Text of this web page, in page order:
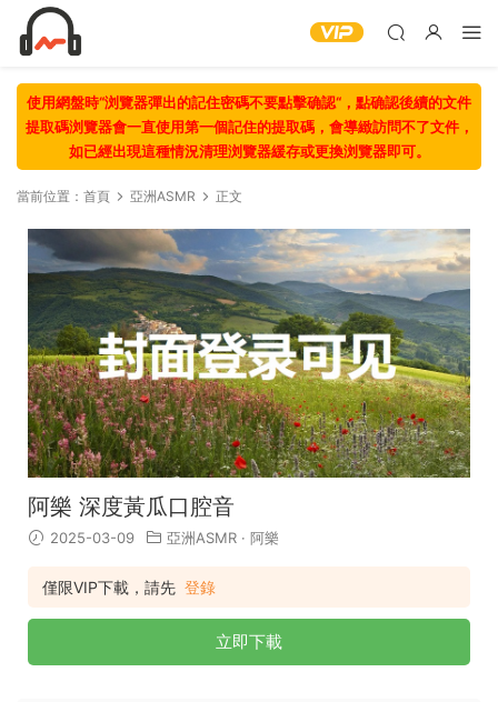
使用網盤時“浏覽器彈出的記住密碼不要點擊确認“，點确認後續的文件
提取碼浏覽器會一直使用第一個記住的提取碼，會導緻訪問不了文件，
如已經出現這種情況清理浏覽器緩存或更換浏覽器即可。
當前位置： 首頁 亞洲ASMR 正文
阿樂 深度黃瓜口腔音
2025-03-09 亞洲ASMR · 阿樂
僅限VIP下載，請先 登錄
立即下載